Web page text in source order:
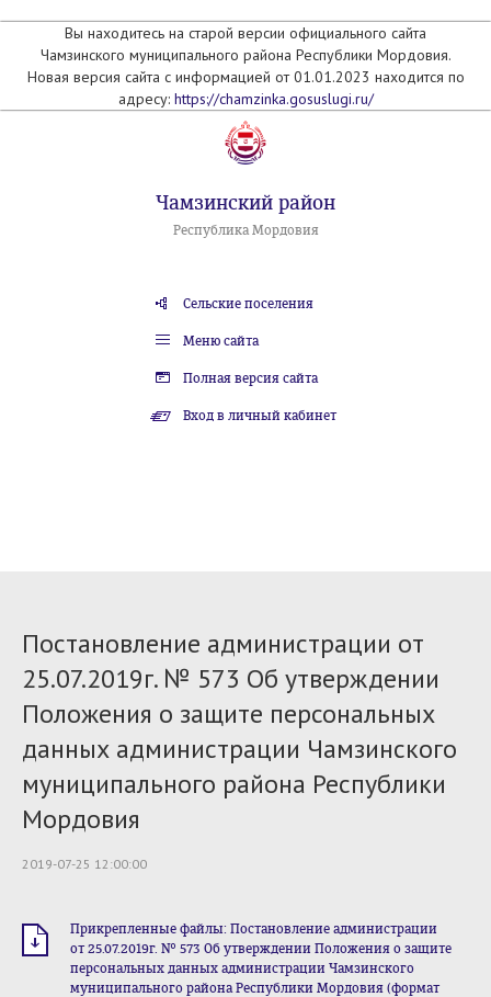
Вы находитесь на старой версии официального сайта
Чамзинского муниципального района Республики Мордовия.
Новая версия сайта с информацией от 01.01.2023 находится по
адресу: https://chamzinka.gosuslugi.ru/
Чамзинский район
Республика Мордовия
Сельские поселения
Меню сайта
Полная версия сайта
Вход в личный кабинет
Постановление администрации от
25.07.2019г. № 573 Об утверждении
Положения о защите персональных
данных администрации Чамзинского
муниципального района Республики
Мордовия
2019-07-25 12:00:00
Прикрепленные файлы: Постановление администрации
от 25.07.2019г. № 573 Об утверждении Положения о защите
персональных данных администрации Чамзинского
муниципального района Республики Мордовия (формат